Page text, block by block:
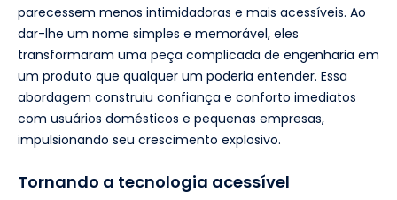
parecessem menos intimidadoras e mais acessíveis. Ao
dar-lhe um nome simples e memorável, eles
transformaram uma peça complicada de engenharia em
um produto que qualquer um poderia entender. Essa
abordagem construiu confiança e conforto imediatos
com usuários domésticos e pequenas empresas,
impulsionando seu crescimento explosivo.
Tornando a tecnologia acessível